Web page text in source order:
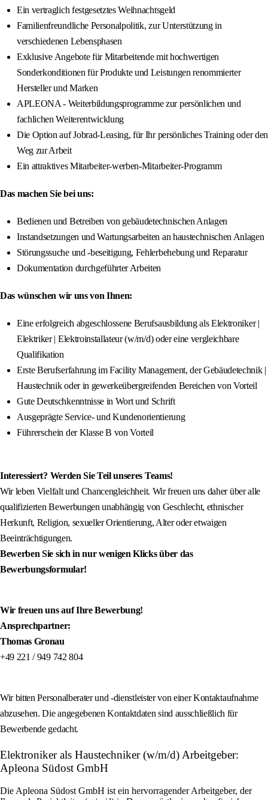
Ein vertraglich festgesetztes Weihnachtsgeld
Familienfreundliche Personalpolitik, zur Unterstützung in
verschiedenen Lebensphasen
Exklusive Angebote für Mitarbeitende mit hochwertigen
Sonderkonditionen für Produkte und Leistungen renommierter
Hersteller und Marken
APLEONA - Weiterbildungsprogramme zur persönlichen und
fachlichen Weiterentwicklung
Die Option auf Jobrad-Leasing, für Ihr persönliches Training oder den
Weg zur Arbeit
Ein attraktives Mitarbeiter-werben-Mitarbeiter-Programm
Das machen Sie bei uns:
Bedienen und Betreiben von gebäudetechnischen Anlagen
Instandsetzungen und Wartungsarbeiten an haustechnischen Anlagen
Störungssuche und -beseitigung, Fehlerbehebung und Reparatur
Dokumentation durchgeführter Arbeiten
Das wünschen wir uns von Ihnen:
Eine erfolgreich abgeschlossene Berufsausbildung als Elektroniker |
Elektriker | Elektroinstallateur (w/m/d) oder eine vergleichbare
Qualifikation
Erste Berufserfahrung im Facility Management, der Gebäudetechnik |
Haustechnik oder in gewerkeübergreifenden Bereichen von Vorteil
Gute Deutschkenntnisse in Wort und Schrift
Ausgeprägte Service- und Kundenorientierung
Führerschein der Klasse B von Vorteil
Interessiert? Werden Sie Teil unseres Teams!
Wir leben Vielfalt und Chancengleichheit. Wir freuen uns daher über alle
qualifizierten Bewerbungen unabhängig von Geschlecht, ethnischer
Herkunft, Religion, sexueller Orientierung, Alter oder etwaigen
Beeinträchtigungen.
Bewerben Sie sich in nur wenigen Klicks über das
Bewerbungsformular!
Wir freuen uns auf Ihre Bewerbung!
Ansprechpartner:
Thomas Gronau
+49 221 / 949 742 804
Wir bitten Personalberater und -dienstleister von einer Kontaktaufnahme
abzusehen. Die angegebenen Kontaktdaten sind ausschließlich für
Bewerbende gedacht.
Elektroniker als Haustechniker (w/m/d) Arbeitgeber:
Apleona Südost GmbH
Die Apleona Südost GmbH ist ein hervorragender Arbeitgeber, der